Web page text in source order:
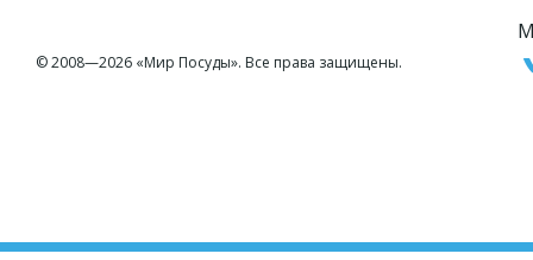
© 2008—2026 «Мир Посуды». Все права защищены.